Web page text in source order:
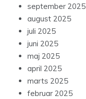
september 2025
august 2025
juli 2025
juni 2025
maj 2025
april 2025
marts 2025
februar 2025